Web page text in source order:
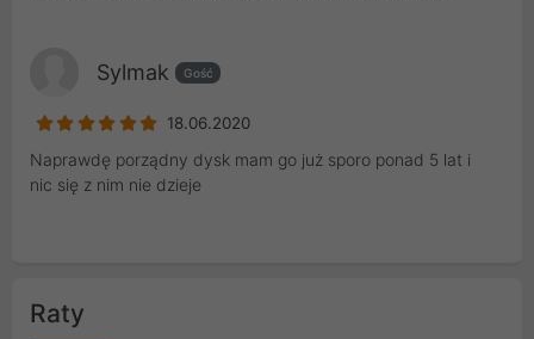
Sylmak Gość
18.06.2020
Naprawdę porządny dysk mam go już sporo ponad 5 lat i
nic się z nim nie dzieje
Raty